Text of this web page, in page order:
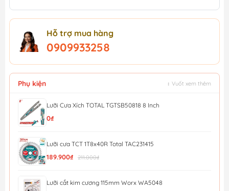
Hỗ trợ mua hàng
0909933258
Phụ kiện ↕ Vuốt xem thêm
Lưỡi Cưa Xích TOTAL TGTSB50818 8 Inch
0₫
Lưỡi cưa TCT 1T8x40R Total TAC231415
189.900₫ 211.000₫
Lưỡi cắt kim cương 115mm Worx WA5048